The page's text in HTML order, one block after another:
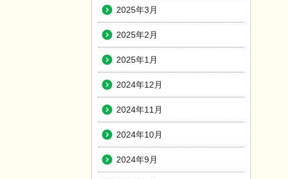
2025年3月
2025年2月
2025年1月
2024年12月
2024年11月
2024年10月
2024年9月